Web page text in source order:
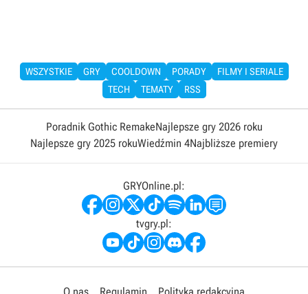
WSZYSTKIE GRY COOLDOWN PORADY
FILMY I SERIALE
TECH
TEMATY RSS
Poradnik Gothic RemakeNajlepsze gry 2026 roku
Najlepsze gry 2025 rokuWiedźmin 4Najbliższe premiery
GRYOnline.pl:
tvgry.pl:
O nas Regulamin Polityka redakcyjna